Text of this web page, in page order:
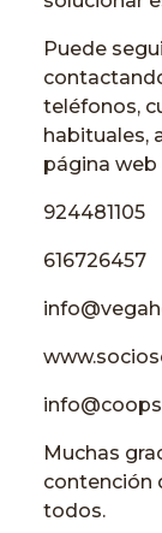
Puede
teléfonos,
habituales,
página web
924481105
616726457
Muchas
contención
todos.